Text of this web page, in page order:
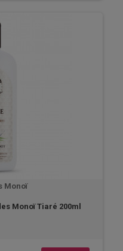
Monoï
Monoï Tiaré 200ml